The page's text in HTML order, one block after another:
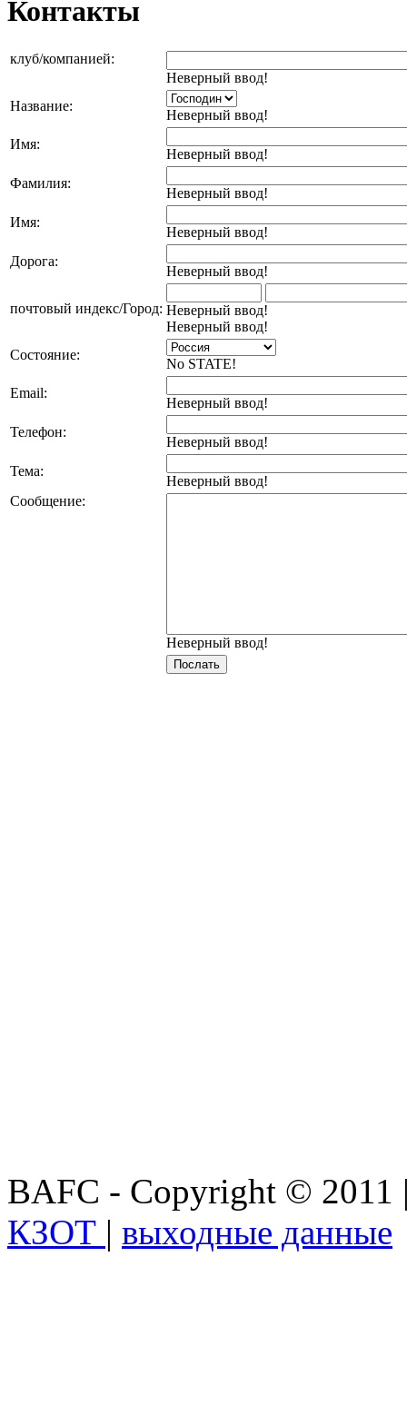
Контакты
клуб/компанией:
Неверный ввод!
Название:
Неверный ввод!
Имя:
Неверный ввод!
Фамилия:
Неверный ввод!
Имя:
Неверный ввод!
Дорога:
Неверный ввод!
почтовый индекс/Город: Неверный ввод!
Неверный ввод!
Состояние:
No STATE!
Email:
Неверный ввод!
Телефон:
Неверный ввод!
Тема:
Неверный ввод!
Сообщение:
Неверный ввод!
BAFC - Copyright © 2011
КЗОТ | выходные данные